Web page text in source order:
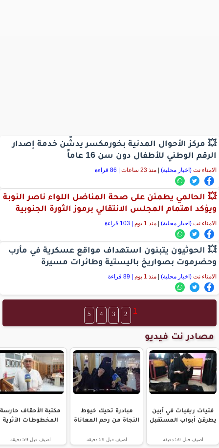
💥 مركز الأحوال المدنية بخورمكسر يدشّن خدمة إصدار
الرقم الوطني للأطفال دون سن 16 عاماً
الامناء نت (اخبار محلية) منذ 23 ساعات
💥 الحالمي يطمئن على صحة المناضل اللواء ناصر النوبة
ويؤكد اهتمام المجلس الانتقالي برموز الثورة الجنوبية
الامناء نت (اخبار محلية) منذ 1 يوم
💥 الحوثيون يتبنون استهداف مواقع عسكرية في مأرب
وحضرموت بصواريخ باليستية وطائرات مسيرة
الامناء نت (اخبار محلية) منذ 1 يوم
1
2
3
4
5
مصادر نت فيديو
فتيات ريفيات في أبين
يطرقن أبواب المستقبل
اضيف قبل 59 دقيقة
مبادرة تحيك خيوط
النجاة من رحم المعاناة
اضيف قبل 59 دقيقة
مكتبة الأحقاف حارسة
المخطوطات الأثرية
اضيف قبل 59 دقيقة